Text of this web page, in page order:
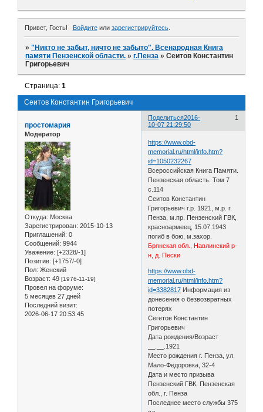
Привет, Гость! Войдитеили зарегистрируйтесь.
»"Никто не забыт, ничто не забыто". Всенародная Книга
памяти Пензенской области. »г.Пенза »Сеитов Константин
Григорьевич
Сеитов Константин Григорьевич
Страница:1
Поделиться 1
2016-
10-07 21:29:50
простомария
Модератор
Откуда: Москва
Зарегистрирован: 2015-10-13
Приглашений: 0
Сообщений: 9944
Уважение: [+2328/-1]
Позитив: [+1757/-0]
Пол: Женский
Возраст: 49 [1976-11-19]
Провел на форуме:
5 месяцев 27 дней
Последний визит:
2026-06-17 20:53:45
https://www.obd-
memorial.ru/html/info.htm?
id=1050232267
Всероссийская Книга Памяти.
Пензенская область. Том 7
с.114
Сеитов Константин
Григорьевич г.р. 1921, м.р. г.
Пенза, м.пр. Пензенский ГВК,
красноармеец, 15.07.1943
погиб в бою, м.захор.
Брянская обл., Навлинский р-
н, д. Пески
https://www.obd-
memorial.ru/html/info.htm?
id=3382817 Информация из
донесения о безвозвратных
потерях
Сегетов Константин
Григорьевич
Дата рождения/Возраст
__.__.1921
Место рождения г. Пенза, ул.
Мало-Федоровка, 32-4
Дата и место призыва
Пензенский ГВК, Пензенская
обл., г. Пенза
Последнее место службы 375